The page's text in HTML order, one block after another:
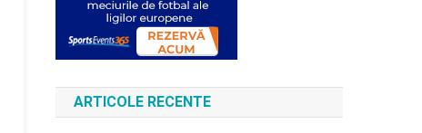
ARTICOLE RECENTE